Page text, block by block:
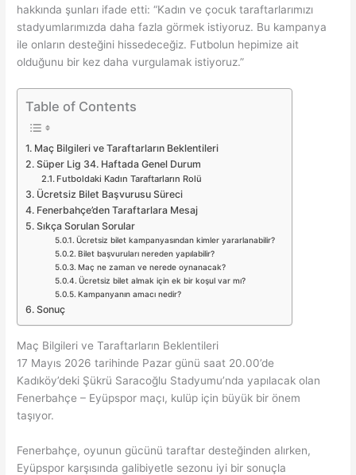
hakkında şunları ifade etti: “Kadın ve çocuk taraftarlarımızı
stadyumlarımızda daha fazla görmek istiyoruz. Bu kampanya
ile onların desteğini hissedeceğiz. Futbolun hepimize ait
olduğunu bir kez daha vurgulamak istiyoruz.”
Table of Contents
Maç Bilgileri ve Taraftarların Beklentileri
Süper Lig 34. Haftada Genel Durum
Futboldaki Kadın Taraftarların Rolü
Ücretsiz Bilet Başvurusu Süreci
Fenerbahçe’den Taraftarlara Mesaj
Sıkça Sorulan Sorular
Ücretsiz bilet kampanyasından kimler yararlanabilir?
Bilet başvuruları nereden yapılabilir?
Maç ne zaman ve nerede oynanacak?
Ücretsiz bilet almak için ek bir koşul var mı?
Kampanyanın amacı nedir?
Sonuç
Maç Bilgileri ve Taraftarların Beklentileri
17 Mayıs 2026 tarihinde Pazar günü saat 20.00’de
Kadıköy’deki Şükrü Saracoğlu Stadyumu’nda yapılacak olan
Fenerbahçe – Eyüpspor maçı, kulüp için büyük bir önem
taşıyor.
Fenerbahçe, oyunun gücünü taraftar desteğinden alırken,
Eyüpspor karşısında galibiyetle sezonu iyi bir sonuçla